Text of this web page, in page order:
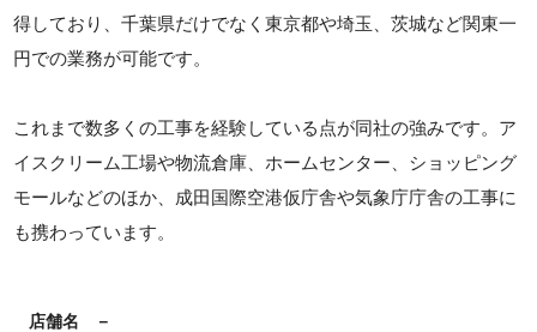
得しており、千葉県だけでなく東京都や埼玉、茨城など関東一
円での業務が可能です。
これまで数多くの工事を経験している点が同社の強みです。ア
イスクリーム工場や物流倉庫、ホームセンター、ショッピング
モールなどのほか、成田国際空港仮庁舎や気象庁庁舎の工事に
も携わっています。
店舗名 －